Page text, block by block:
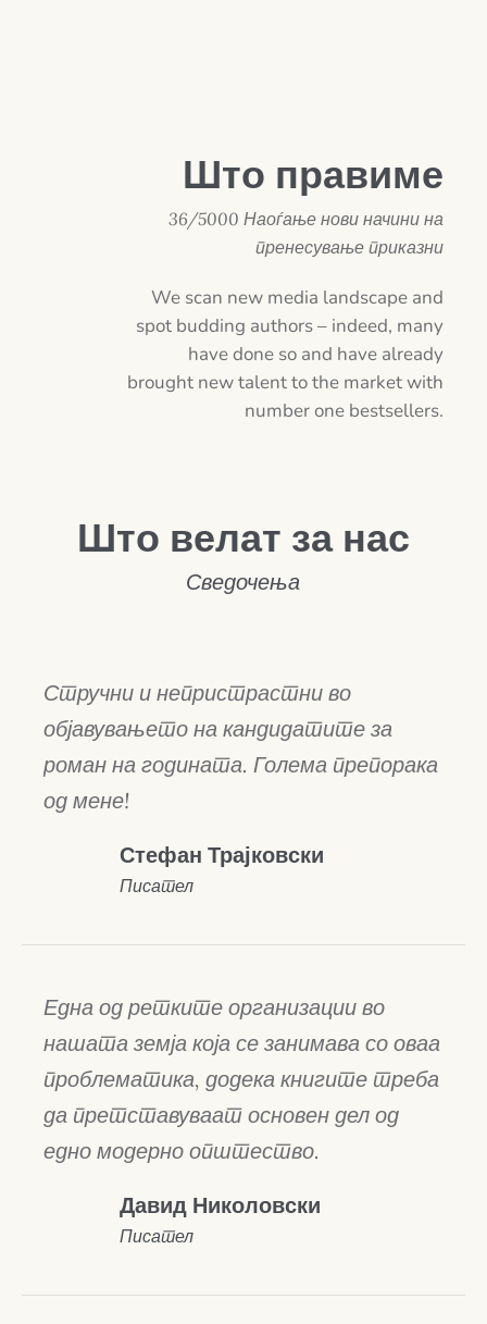
Што правиме
36/5000 Наоѓање нови начини на
пренесување приказни
We scan new media landscape and
spot budding authors – indeed, many
have done so and have already
brought new talent to the market with
number one bestsellers.
Што велат за нас
Сведочења
Стручни и непристрастни во
објавувањето на кандидатите за
роман на годината. Голема препорака
од мене!
Стефан Трајковски
Писател
Една од ретките организации во
нашата земја која се занимава со оваа
проблематика, додека книгите треба
да претставуваат основен дел од
едно модерно општество.
Давид Николовски
Писател